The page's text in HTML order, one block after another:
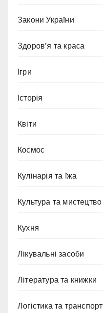
Закони України
Здоров’я та краса
Ігри
Історія
Квіти
Космос
Кулінарія та їжа
Культура та мистецтво
Кухня
Лікувальні засоби
Література та книжки
Логістика та транспорт